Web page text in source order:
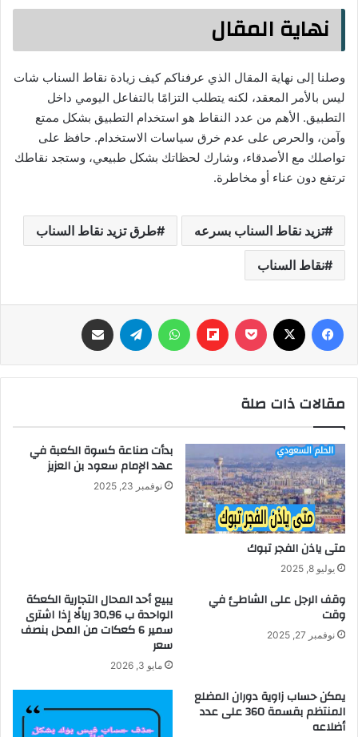
نهاية المقال
وصلنا إلى نهاية المقال الذي عرفناكم كيف زيادة نقاط السناب شات
ليس بالأمر المعقد، لكنه يتطلب التزامًا بالتفاعل اليومي داخل
التطبيق. الأهم من عدد النقاط هو استخدام التطبيق بشكل ممتع
وآمن، والحرص على عدم خرق سياسات الاستخدام. حافظ على
تواصلك مع الأصدقاء، وشارك لحظاتك بشكل طبيعي، وستجد نقاطك
ترتفع دون عناء أو مخاطرة.
تزيد نقاط السناب بسرعه طرق تزيد نقاط السناب
نقاط السناب
فيسبوك ‫Pocket
Flipboard واتساب تيلقرام
مقالات ذات صلة
متى ياذن الفجر تبوك
يوليو 8, 2025
بدأت صناعة كسوة الكعبة في
عهد الإمام سعود بن العزيز
نوفمبر 23, 2025
وقف الرجل على الشاطئ في
وقت
نوفمبر 27, 2025
يبيع أحد المحال التجارية الكعكة
الواحدة ب 30,96 ريالًا إذا اشترى
سمير 6 كعكات من المحل بنصف
سعر
مايو 3, 2026
يمكن حساب زاوية دوران المضلع
المنتظم بقسمة 360 على عدد
أضلاعه